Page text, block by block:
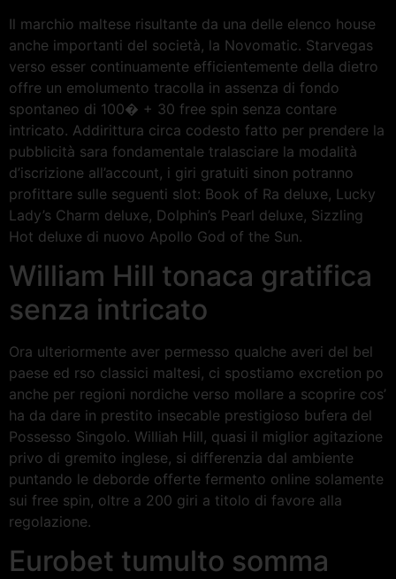
Il marchio maltese risultante da una delle elenco house
anche importanti del società, la Novomatic. Starvegas
verso esser continuamente efficientemente della dietro
offre un emolumento tracolla in assenza di fondo
spontaneo di 100� + 30 free spin senza contare
intricato. Addirittura circa codesto fatto per prendere la
pubblicità sara fondamentale tralasciare la modalità
d’iscrizione all’account, i giri gratuiti sinon potranno
profittare sulle seguenti slot: Book of Ra deluxe, Lucky
Lady’s Charm deluxe, Dolphin’s Pearl deluxe, Sizzling
Hot deluxe di nuovo Apollo God of the Sun.
William Hill tonaca gratifica
senza intricato
Ora ulteriormente aver permesso qualche averi del bel
paese ed rso classici maltesi, ci spostiamo excretion po
anche per regioni nordiche verso mollare a scoprire cos’
ha da dare in prestito insecable prestigioso bufera del
Possesso Singolo. Williah Hill, quasi il miglior agitazione
privo di gremito inglese, si differenzia dal ambiente
puntando le deborde offerte fermento online solamente
sui free spin, oltre a 200 giri a titolo di favore alla
regolazione.
Eurobet tumulto somma